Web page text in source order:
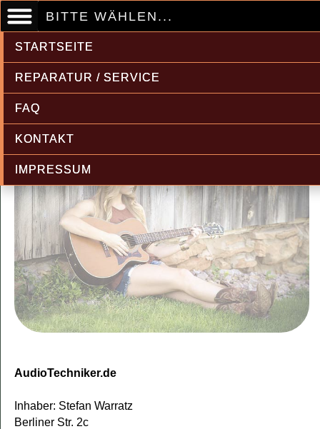
BITTE WÄHLEN...
STARTSEITE
REPARATUR / SERVICE
FAQ
KONTAKT
IMPRESSUM
AudioTechniker.de
Inhaber: Stefan Warratz
Berliner Str. 2c